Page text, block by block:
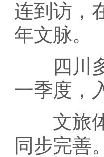
连到访，
年文脉。
四川多
一季度，
文旅体
同步完善